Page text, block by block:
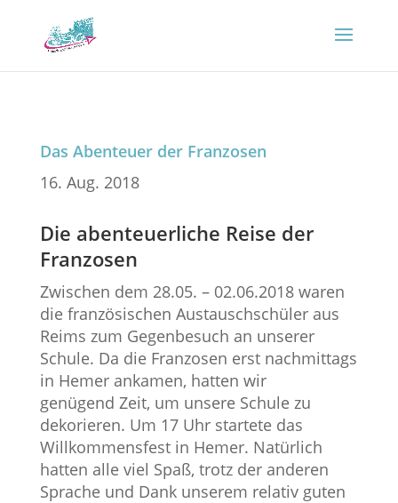
Das Abenteuer der Franzosen
16. Aug. 2018
Die abenteuerliche Reise der
Franzosen
Zwischen dem 28.05. – 02.06.2018 waren
die französischen Austauschschüler aus
Reims zum Gegenbesuch an unserer
Schule. Da die Franzosen erst nachmittags
in Hemer ankamen, hatten wir
genügend Zeit, um unsere Schule zu
dekorieren. Um 17 Uhr startete das
Willkommensfest in Hemer. Natürlich
hatten alle viel Spaß, trotz der anderen
Sprache und Dank unserem relativ guten